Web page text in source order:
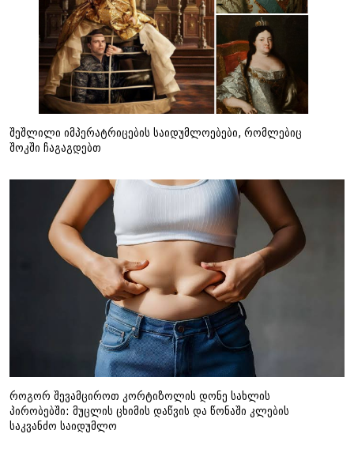
შეშლილი იმპერატრიცების საიდუმლოებები, რომლებიც
შოკში ჩაგაგდებთ
როგორ შევამციროთ კორტიზოლის დონე სახლის
პირობებში: მუცლის ცხიმის დაწვის და წონაში კლების
საკვანძო საიდუმლო